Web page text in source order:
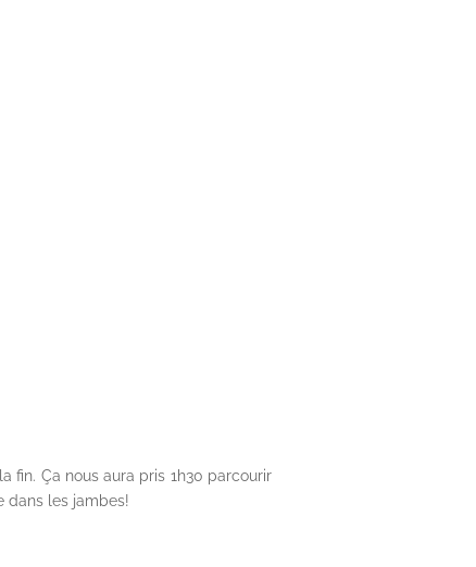
fin. Ça nous aura pris 1h30 parcourir
dans les jambes!